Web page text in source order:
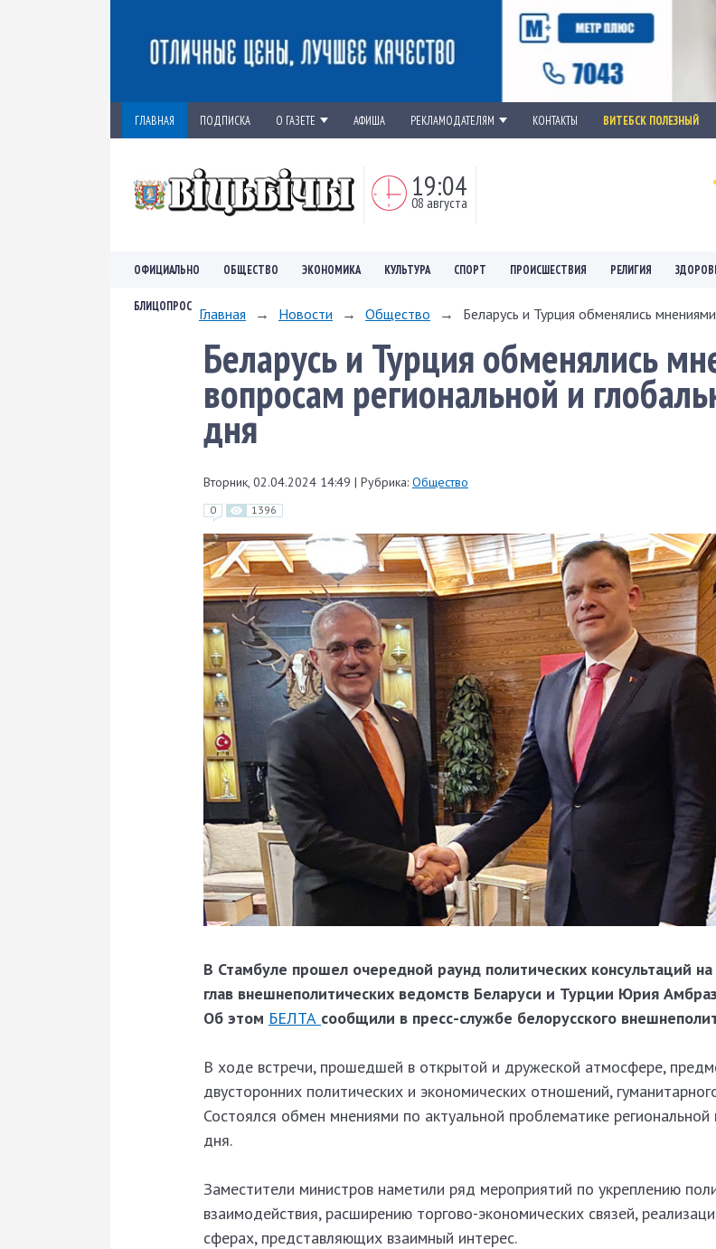
ГЛАВНАЯ ПОДПИСКА О ГАЗЕТЕ АФИША РЕКЛАМОДАТЕЛЯМ КОНТАКТЫ ВИТЕБСК ПОЛЕЗНЫЙ
19:04
08 августа
ОФИЦИАЛЬНО ОБЩЕСТВО ЭКОНОМИКА КУЛЬТУРА СПОРТ ПРОИСШЕСТВИЯ РЕЛИГИЯ
БЛИЦОПРОС Главная → Новости → Общество → Беларусь и Турция обменялись
Беларусь и Турция обменялись
вопросам региональной и
дня
Вторник, 02.04.2024 14:49 | Рубрика: Общество
0 1396
В Стамбуле прошел очередной раунд политических консультаций
глав внешнеполитических ведомств Беларуси и Турции Юрия
Об этом БЕЛТА сообщили в пресс-службе белорусского
В ходе встречи, прошедшей в открытой и дружеской атмосфере,
двусторонних политических и экономических отношений,
Состоялся обмен мнениями по актуальной проблематике региональной
дня.
Заместители министров наметили ряд мероприятий по укреплению
взаимодействия, расширению торгово-экономических связей,
сферах, представляющих взаимный интерес.